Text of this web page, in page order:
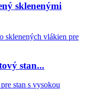
sklenenými
stan...